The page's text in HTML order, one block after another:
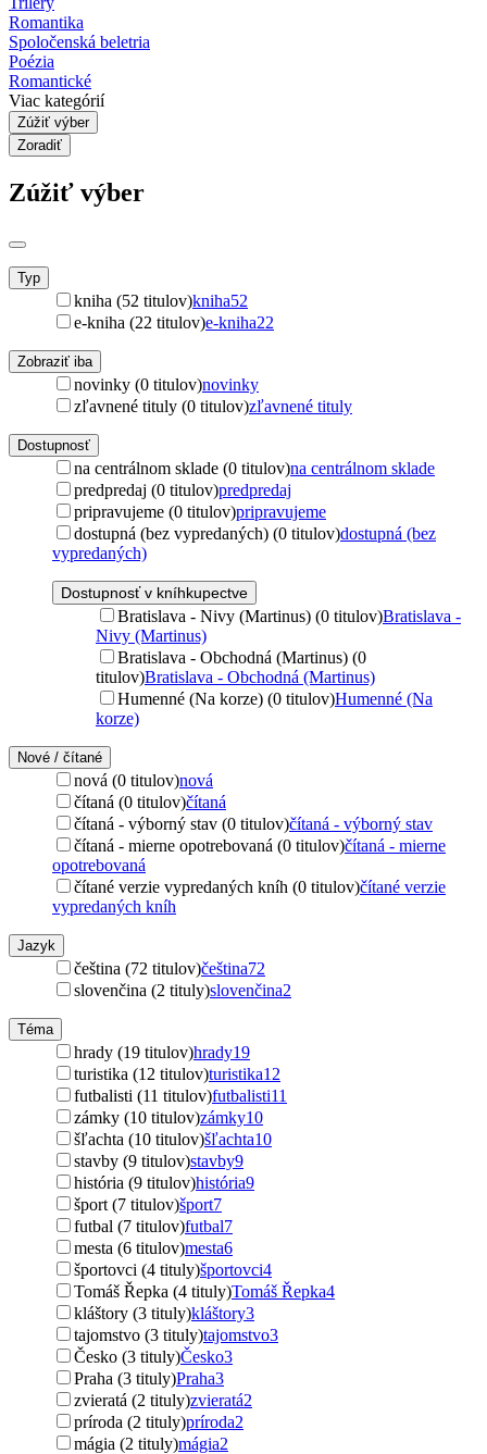
Romantika
Spoločenská beletria
Poézia
Romantické
Viac kategórií
Zúžiť výber
Zoradiť
Zúžiť výber
Typ
kniha (52 titulov)kniha52
e-kniha (22 titulov)e-kniha22
Zobraziť iba
novinky (0 titulov)novinky
zľavnené tituly (0 titulov)zľavnené tituly
Dostupnosť
na centrálnom sklade (0 titulov)na centrálnom sklade
predpredaj (0 titulov)predpredaj
pripravujeme (0 titulov)pripravujeme
dostupná (bez vypredaných) (0 titulov)dostupná (bez
vypredaných)
Dostupnosť v kníhkupectve
Bratislava - Nivy (Martinus) (0 titulov)Bratislava -
Nivy (Martinus)
Bratislava - Obchodná (Martinus) (0
titulov)Bratislava - Obchodná (Martinus)
Humenné (Na korze) (0 titulov)Humenné (Na
korze)
Nové / čítané
nová (0 titulov)nová
čítaná (0 titulov)čítaná
čítaná - výborný stav (0 titulov)čítaná - výborný stav
čítaná - mierne opotrebovaná (0 titulov)čítaná - mierne
opotrebovaná
čítané verzie vypredaných kníh (0 titulov)čítané verzie
vypredaných kníh
Jazyk
čeština (72 titulov)čeština72
slovenčina (2 tituly)slovenčina2
Téma
hrady (19 titulov)hrady19
turistika (12 titulov)turistika12
futbalisti (11 titulov)futbalisti11
zámky (10 titulov)zámky10
šľachta (10 titulov)šľachta10
stavby (9 titulov)stavby9
história (9 titulov)história9
šport (7 titulov)šport7
futbal (7 titulov)futbal7
mesta (6 titulov)mesta6
športovci (4 tituly)športovci4
Tomáš Řepka (4 tituly)Tomáš Řepka4
kláštory (3 tituly)kláštory3
tajomstvo (3 tituly)tajomstvo3
Česko (3 tituly)Česko3
Praha (3 tituly)Praha3
zvieratá (2 tituly)zvieratá2
príroda (2 tituly)príroda2
mágia (2 tituly)mágia2